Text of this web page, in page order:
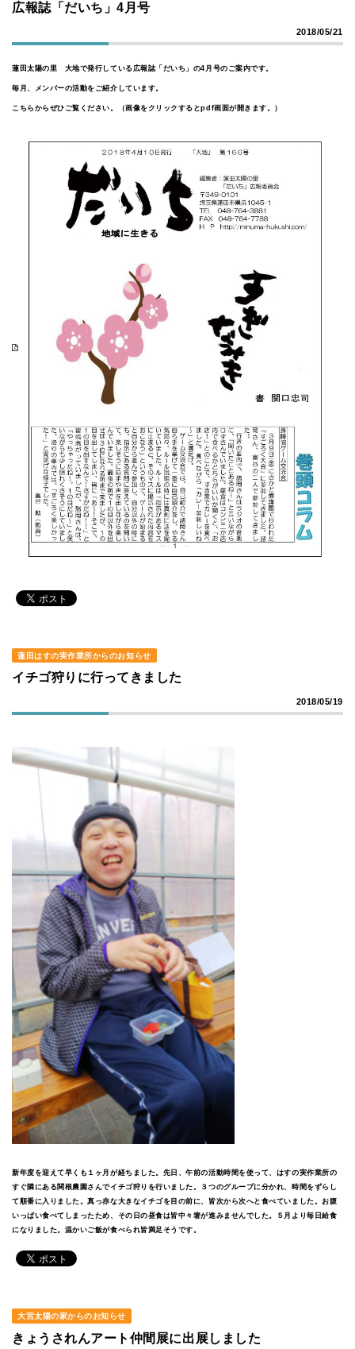
広報誌「だいち」4月号
2018/05/21
蓮田太陽の里 大地で発行している広報誌「だいち」の4月号のご案内です。
毎月、メンバーの活動をご紹介しています。
こちらからぜひご覧ください。（画像をクリックするとpdf画面が開きます。）
蓮田はすの実作業所からのお知らせ
イチゴ狩りに行ってきました
2018/05/19
新年度を迎えて早くも１ヶ月が経ちました。先日、午前の活動時間を使って、はすの実作業所の
すぐ隣にある関根農園さんでイチゴ狩りを行いました。３つのグループに分かれ、時間をずらし
て順番に入りました。真っ赤な大きなイチゴを目の前に、皆次から次へと食べていました。お腹
いっぱい食べてしまったため、その日の昼食は皆中々箸が進みませんでした。５月より毎日給食
になりました。温かいご飯が食べられ皆満足そうです。
大宮太陽の家からのお知らせ
きょうされんアート仲間展に出展しました